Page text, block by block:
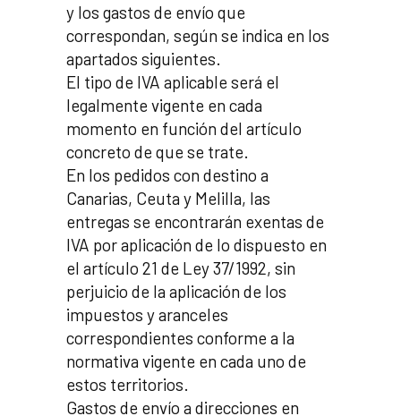
y los gastos de envío que
correspondan, según se indica en los
apartados siguientes.
El tipo de IVA aplicable será el
legalmente vigente en cada
momento en función del artículo
concreto de que se trate.
En los pedidos con destino a
Canarias, Ceuta y Melilla, las
entregas se encontrarán exentas de
IVA por aplicación de lo dispuesto en
el artículo 21 de Ley 37/1992, sin
perjuicio de la aplicación de los
impuestos y aranceles
correspondientes conforme a la
normativa vigente en cada uno de
estos territorios.
Gastos de envío a direcciones en